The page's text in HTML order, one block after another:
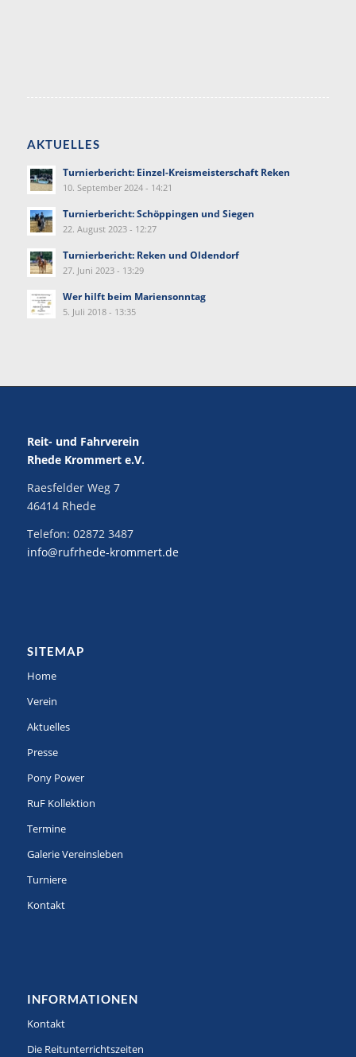
AKTUELLES
Turnierbericht: Einzel-Kreismeisterschaft Reken
10. September 2024 - 14:21
Turnierbericht: Schöppingen und Siegen
22. August 2023 - 12:27
Turnierbericht: Reken und Oldendorf
27. Juni 2023 - 13:29
Wer hilft beim Mariensonntag
5. Juli 2018 - 13:35
Reit- und Fahrverein
Rhede Krommert e.V.
Raesfelder Weg 7
46414 Rhede
Telefon: 02872 3487
info@rufrhede-krommert.de
SITEMAP
Home
Verein
Aktuelles
Presse
Pony Power
RuF Kollektion
Termine
Galerie Vereinsleben
Turniere
Kontakt
INFORMATIONEN
Kontakt
Die Reitunterrichtszeiten